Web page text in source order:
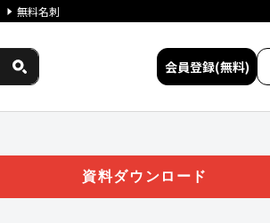
無料名刺
会員登録(無料)
資料ダウンロード